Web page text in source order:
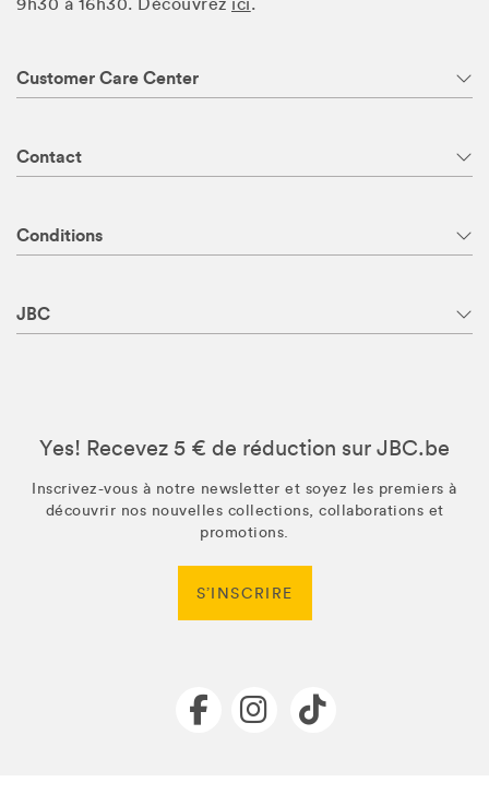
9h30 à 16h30. Découvrez ici.
Customer Care Center
Contact
Conditions
JBC
Yes! Recevez 5 € de réduction sur JBC.be
Inscrivez-vous à notre newsletter et soyez les premiers à
découvrir nos nouvelles collections, collaborations et
promotions.
S’INSCRIRE